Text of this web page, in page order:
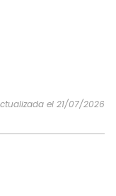
el 21/07/2026